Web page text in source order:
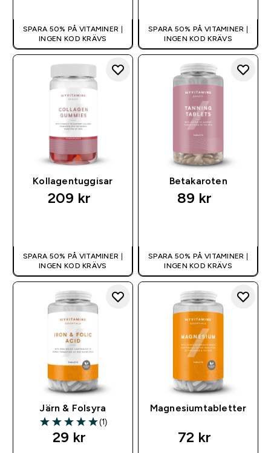
SPARA 50% PÅ VITAMINER |
INGEN KOD KRÄVS
SPARA 50% PÅ VITAMINER |
INGEN KOD KRÄVS
Kollagentuggisar
209 kr‎
SPARA 50% PÅ VITAMINER |
INGEN KOD KRÄVS
Betakaroten
89 kr‎
SPARA 50% PÅ VITAMINER |
INGEN KOD KRÄVS
Järn & Folsyra
5 out of 5 stars
(1)
29 kr‎
Magnesiumtabletter
72 kr‎